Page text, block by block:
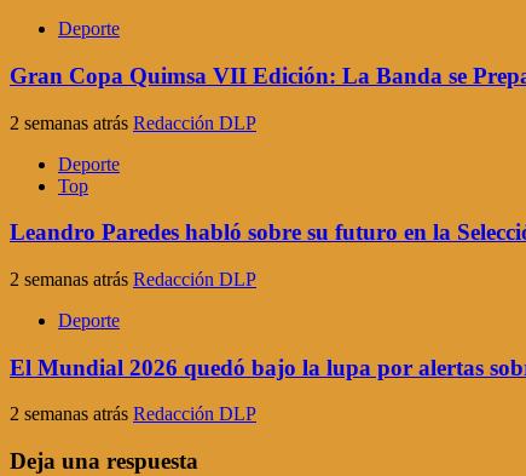
Deporte
Gran Copa Quimsa VII Edición: La Banda se
2 semanas atrás Redacción DLP
Deporte
Top
Leandro Paredes habló sobre su futuro en la
2 semanas atrás Redacción DLP
Deporte
El Mundial 2026 quedó bajo la lupa por alertas
2 semanas atrás Redacción DLP
Deja una respuesta